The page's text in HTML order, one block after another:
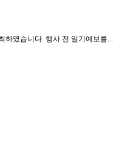
하였습니다. 행사 전 일기예보를...